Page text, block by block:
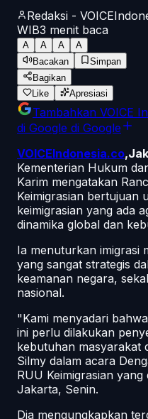
Redaksi -
WIB3 menit baca
A A A
A
Bacakan
Simpan
Bagikan
Like
Apresiasi
Tambahkan VOICE
di Google di Google
VOICEIndonesia.co
Kementerian Hukum
Karim mengatakan
Keimigrasian bertujuan
keimigrasian yang ada
dinamika global dan
Ia menuturkan imigrasi
yang sangat strategis
keamanan negara,
nasional.
"Kami menyadari
ini perlu dilakukan
kebutuhan masyarakat
Silmy dalam acara
RUU Keimigrasian
Jakarta, Senin.
Dia mengungkapkan